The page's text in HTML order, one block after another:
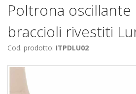
Poltrona oscillante
braccioli rivestiti
Cod. prodotto: ITPDLU02